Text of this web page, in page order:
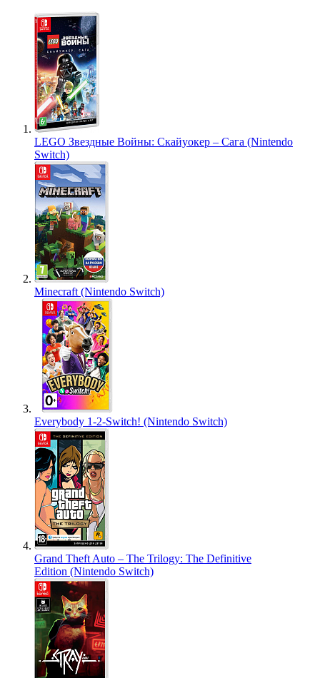
LEGO Звездные Войны: Скайуокер – Сага (Nintendo
Switch)
Minecraft (Nintendo Switch)
Everybody 1-2-Switch! (Nintendo Switch)
Grand Theft Auto – The Trilogy: The Definitive
Edition (Nintendo Switch)